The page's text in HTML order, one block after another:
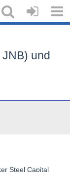
und
Steel Capital